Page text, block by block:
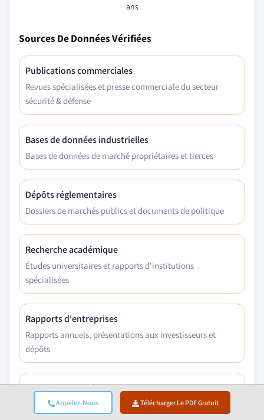
Appelez-Nous Télécharger Le PDF Gratuit
ans
Sources De Données Vérifiées
Publications commerciales
Revues spécialisées et presse commerciale du secteur
sécurité & défense
Bases de données industrielles
Bases de données de marché propriétaires et tierces
Dépôts réglementaires
Dossiers de marchés publics et documents de politique
Recherche académique
Études universitaires et rapports d'institutions
spécialisées
Rapports d'entreprises
Rapports annuels, présentations aux investisseurs et
dépôts
Entretiens avec des experts
Direction générale, responsables achats et spécialistes